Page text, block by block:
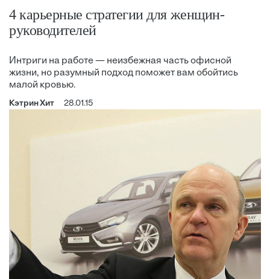
4 карьерные стратегии для женщин-
руководителей
Интриги на работе — неизбежная часть офисной
жизни, но разумный подход поможет вам обойтись
малой кровью.
Кэтрин Хит 28.01.15